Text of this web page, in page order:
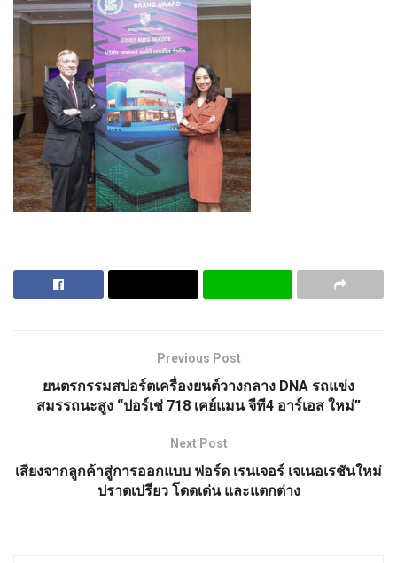
Previous Post
ยนตรกรรมสปอร์ตเครื่องยนต์วางกลาง DNA รถแข่ง
สมรรถนะสูง “ปอร์เช่ 718 เคย์แมน จีที4 อาร์เอส ใหม่”
Next Post
เสียงจากลูกค้าสู่การออกแบบ ฟอร์ด เรนเจอร์ เจเนอเรชันใหม่
ปราดเปรียว โดดเด่น และแตกต่าง